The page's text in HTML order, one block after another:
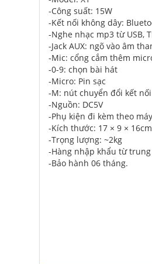
-Công suất: 15W
-Kết nối không dây:
-Nghe nhạc mp3 từ USB,
-Jack AUX: ngõ vào âm
-Mic: cổng cắm thêm
-0-9: chọn bài hát
-Micro: Pin sạc
-M: nút chuyển đổi kết
-Nguồn: DC5V
-Phụ kiện đi kèm theo
-Kích thước: 17 × 9 × 16cm
-Trọng lượng: ~2kg
-Hàng nhập khẩu từ
-Bảo hành 06 tháng.